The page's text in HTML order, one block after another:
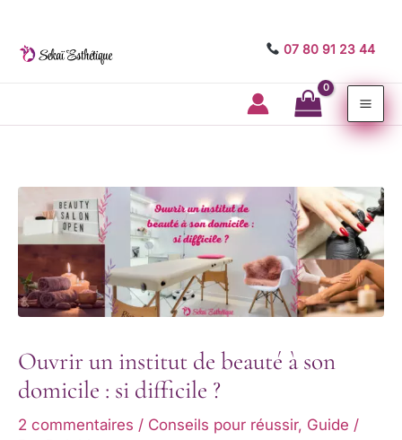
07 80 91 23 44
Ouvrir un institut de beauté à son
domicile : si difficile ?
2 commentaires / Conseils pour réussir, Guide /